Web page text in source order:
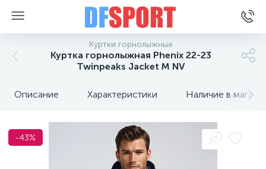
Куртки горнолыжные
Куртка горнолыжная Phenix 22-23
Twinpeaks Jacket M NV
Описание Характеристики Наличие в
-43%